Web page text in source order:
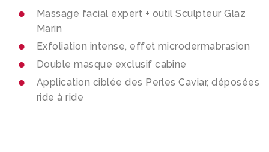
Massage facial expert + outil Sculpteur Glaz
Marin
Exfoliation intense, effet microdermabrasion
Double masque exclusif cabine
Application ciblée des Perles Caviar, déposées
ride à ride